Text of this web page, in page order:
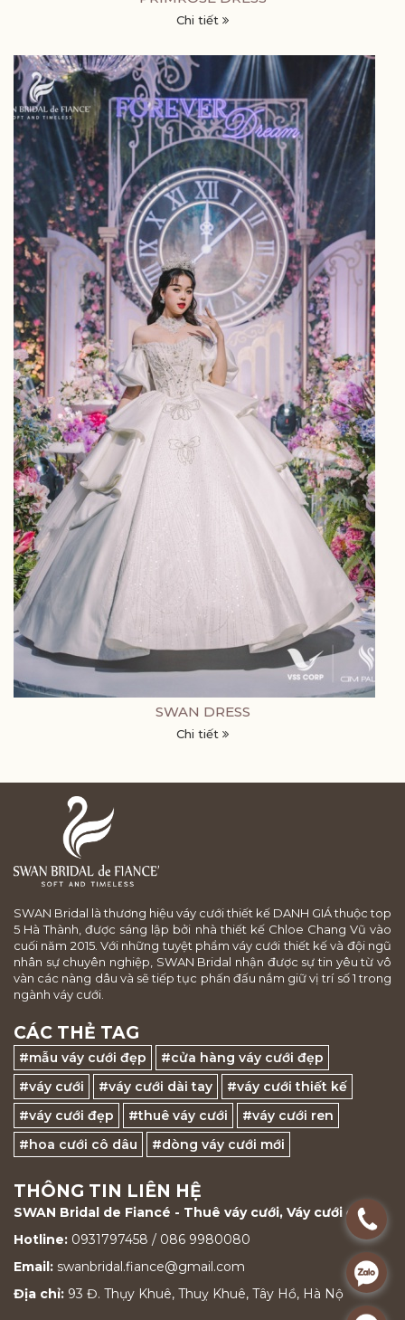
Chi tiết
SWAN DRESS
Chi tiết
SWAN Bridal là thương hiệu váy cưới thiết kế DANH GIÁ thuộc top
5 Hà Thành, được sáng lập bởi nhà thiết kế Chloe Chang Vũ vào
cuối năm 2015. Với những tuyệt phẩm váy cưới thiết kế và đội ngũ
nhân sự chuyên nghiệp, SWAN Bridal nhận được sự tin yêu từ vô
vàn các nàng dâu và sẽ tiếp tục phấn đấu nắm giữ vị trí số 1 trong
ngành váy cưới.
CÁC THẺ TAG
#mẫu váy cưới đẹp
#cửa hàng váy cưới đẹp
#váy cưới
#váy cưới dài tay
#váy cưới thiết kế
#váy cưới đẹp
#thuê váy cưới
#váy cưới ren
#hoa cưới cô dâu
#dòng váy cưới mới
THÔNG TIN LIÊN HỆ
SWAN Bridal de Fiancé - Thuê váy cưới, Váy cưới đẹp
Hotline: 0931797458 / 086 9980080
Email: swanbridal.fiance@gmail.com
Địa chỉ: 93 Đ. Thụy Khuê, Thuỵ Khuê, Tây Hồ, Hà Nộ
.
.